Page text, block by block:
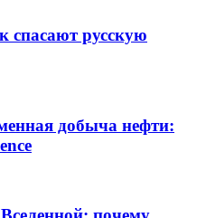
спасают русскую
добыча нефти: